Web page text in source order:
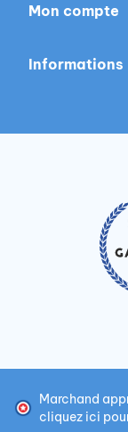
Mon compte
Informations
Marchand
cliquez ici